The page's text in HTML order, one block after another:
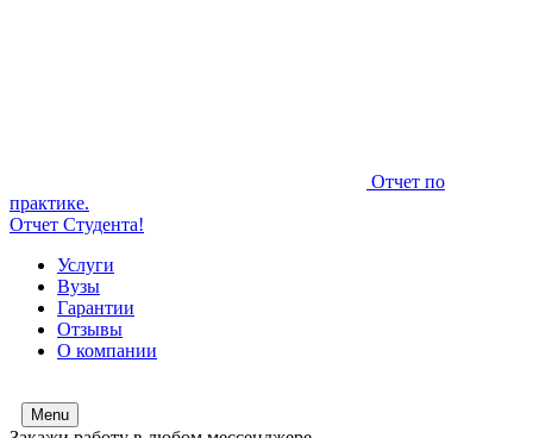
Отчет по
практике.
Отчет Студента!
Услуги
Вузы
Гарантии
Отзывы
О компании
Menu